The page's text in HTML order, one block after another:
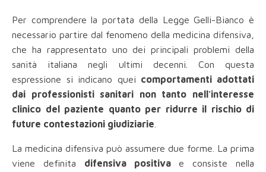
Per comprendere la portata della Legge Gelli-Bianco è
necessario partire dal fenomeno della medicina difensiva,
che ha rappresentato uno dei principali problemi della
sanità italiana negli ultimi decenni. Con questa
espressione si indicano quei comportamenti adottati
dai professionisti sanitari non tanto nell'interesse
clinico del paziente quanto per ridurre il rischio di
future contestazioni giudiziarie
La medicina difensiva può assumere due forme. La prima
viene definita difensiva positivae consiste nella